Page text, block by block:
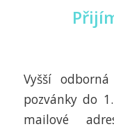
Vyšší
pozvánky do
mailové